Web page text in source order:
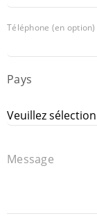
Téléphone (en option)
Pays
Message